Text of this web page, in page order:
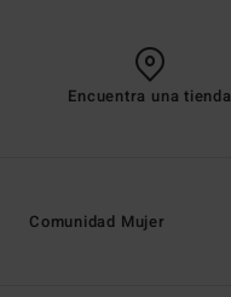
Encuentra una tienda
Comunidad Mujer